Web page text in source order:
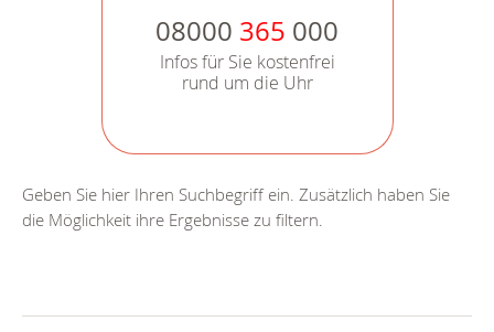
08000 365 000
Infos für Sie kostenfrei
rund um die Uhr
Geben Sie hier Ihren Suchbegriff ein. Zusätzlich haben Sie
die Möglichkeit ihre Ergebnisse zu filtern.